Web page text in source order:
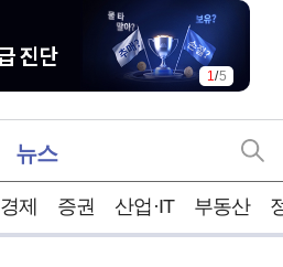
2/5
뉴스
경제 증권 산업·IT 부동산